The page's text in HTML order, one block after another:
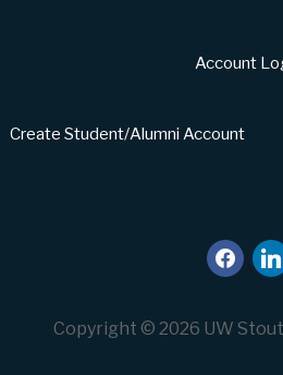
Account
Create Student/Alumni Account
Copyright © 2026 UW